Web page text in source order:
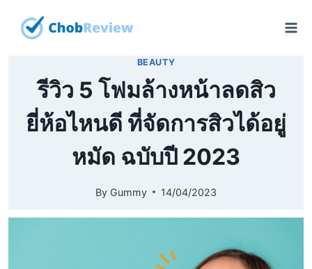
BEAUTY
รีวิว 5 โฟมล้างหน้าลดสิว
ยี่ห้อไหนดี ที่จัดการสิวได้อยู่
หมัด ฉบับปี 2023
By Gummy 14/04/2023